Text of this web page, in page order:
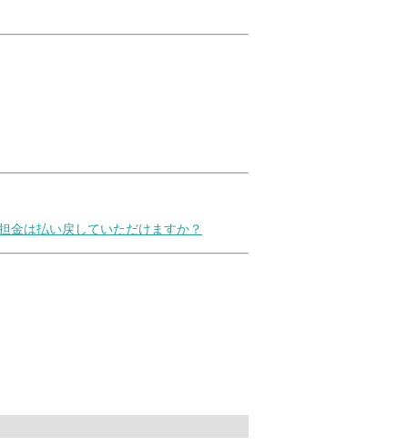
は払い戻していただけますか？